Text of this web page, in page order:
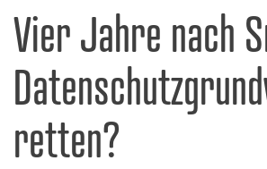
Vier Jahre nach
retten?